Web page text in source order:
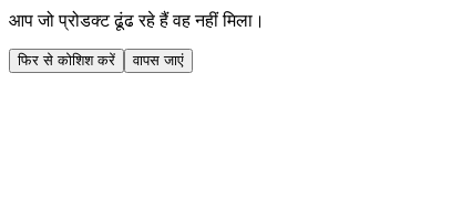
आप जो प्रोडक्ट ढूंढ रहे हैं वह नहीं मिला।
फिर से कोशिश करें वापस जाएं